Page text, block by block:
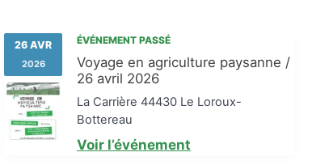
26 AVR
2026
ÉVÉNEMENT PASSÉ
Voyage en agriculture paysanne /
26 avril 2026
La Carrière 44430 Le Loroux-
Bottereau
Voir l’événement